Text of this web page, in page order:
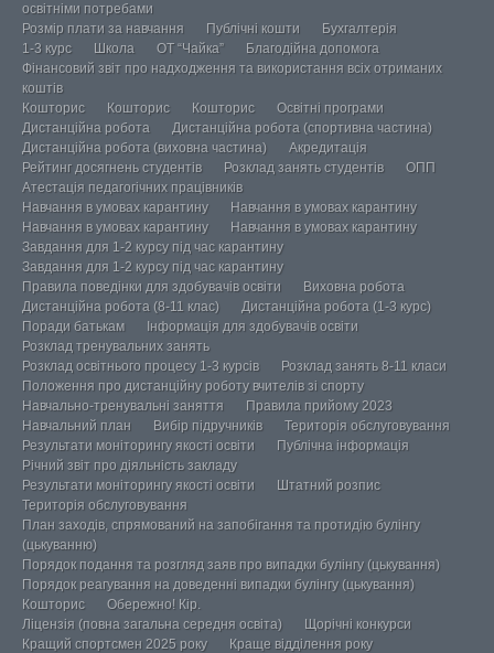
освітніми потребами
Розмір плати за навчання
Публічні кошти
Бухгалтерія
1-3 курс
Школа ОТ “Чайка”
Благодійна допомога
Фінансовий звіт про надходження та використання всіх отриманих
коштів
Кошторис
Кошторис Кошторис
Освітні програми
Дистанційна робота
Дистанційна робота (спортивна частина)
Дистанційна робота (виховна частина)
Акредитація
Рейтинг досягнень студентів
Розклад занять студентів
ОПП
Атестація педагогічних працівників
Навчання в умовах карантину
Навчання в умовах карантину
Навчання в умовах карантину
Навчання в умовах карантину
Завдання для 1-2 курсу під час карантину
Завдання для 1-2 курсу під час карантину
Правила поведінки для здобувачів освіти
Виховна робота
Дистанційна робота (8-11 клас)
Дистанційна робота (1-3 курс)
Поради батькам
Інформація для здобувачів освіти
Розклад тренувальних занять
Розклад освітнього процесу 1-3 курсів
Розклад занять 8-11 класи
Положення про дистанційну роботу вчителів зі спорту
Навчально-тренувальні заняття
Правила прийому 2023
Навчальний план
Вибір підручників
Територія обслуговування
Результати моніторингу якості освіти
Публічна інформація
Річний звіт про діяльність закладу
Результати моніторингу якості освіти
Штатний розпис
Територія обслуговування
План заходів, спрямований на запобігання та протидію булінгу
(цькуванню)
Порядок подання та розгляд заяв про випадки булінгу (цькування)
Порядок реагування на доведенні випадки булінгу (цькування)
Кошторис
Обережно! Кір.
Ліцензія (повна загальна середня освіта)
Щорічні конкурси
Кращий спортсмен 2025 року
Краще відділення року